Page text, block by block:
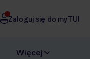
Zaloguj się do myTUI
Więcej